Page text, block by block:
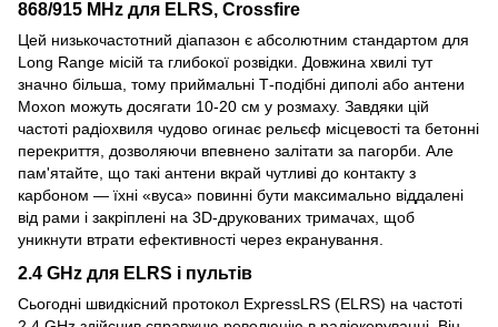
868/915 MHz для ELRS, Crossfire
Цей низькочастотний діапазон є абсолютним стандартом для
Long Range місій та глибокої розвідки. Довжина хвилі тут
значно більша, тому приймальні Т-подібні диполі або антени
Moxon можуть досягати 10-20 см у розмаху. Завдяки цій
частоті радіохвиля чудово огинає рельєф місцевості та бетонні
перекриття, дозволяючи впевнено залітати за пагорби. Але
пам'ятайте, що такі антени вкрай чутливі до контакту з
карбоном — їхні «вуса» повинні бути максимально віддалені
від рами і закріплені на 3D-друкованих тримачах, щоб
уникнути втрати ефективності через екранування.
2.4 GHz для ELRS і пультів
Сьогодні швидкісний протокол ExpressLRS (ELRS) на частоті